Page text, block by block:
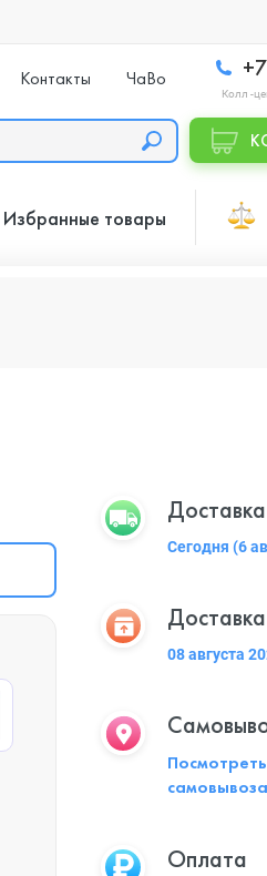
Контакты ЧаВо
Колл -
Избранные товары
Сегодня (6
08 августа
самовывоза
Оплата